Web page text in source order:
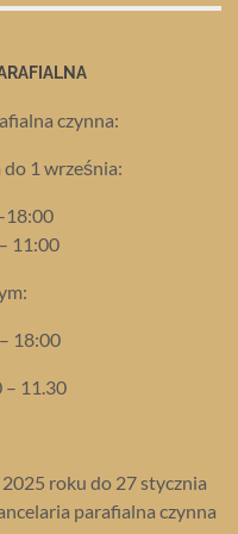
czynna:
1 września:
18:00
11:00
18:00
– 11.30
roku do 27 stycznia
parafialna czynna